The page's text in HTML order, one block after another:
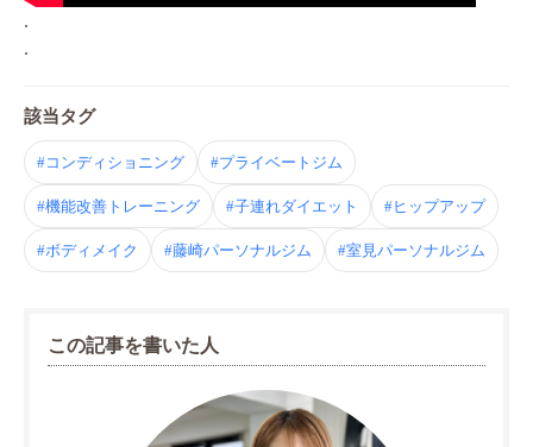
.
.
該当タグ
#コンディショニング #プライベートジム
#機能改善トレーニング #子連れダイエット #ヒップアップ
#ボディメイク #藤崎パーソナルジム #室見パーソナルジム
この記事を書いた人